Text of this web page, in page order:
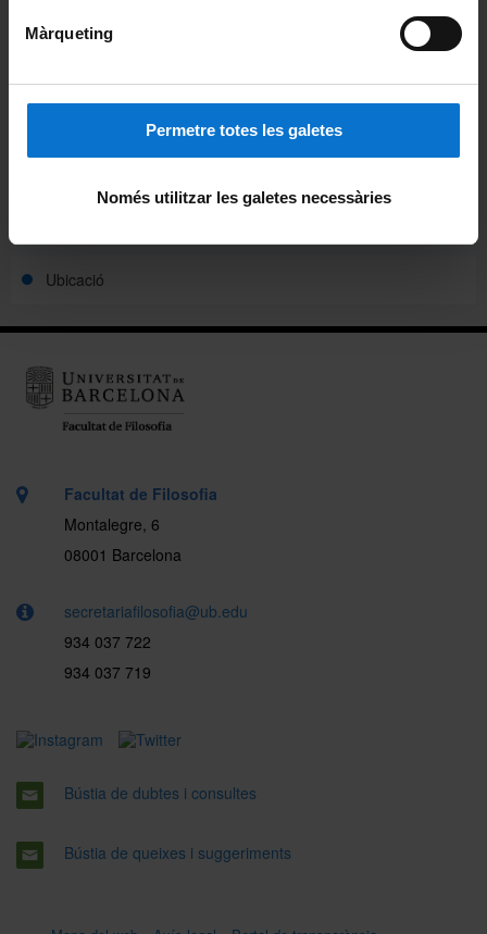
Màrqueting
Permetre totes les galetes
Només utilitzar les galetes necessàries
Agenda
Beques de col·laboració
Ubicació
Facultat de Filosofia
Montalegre, 6
08001 Barcelona
secretariafilosofia@ub.edu
934 037 722
934 037 719
Bústia de dubtes i consultes
Bústia de queixes i suggeriments